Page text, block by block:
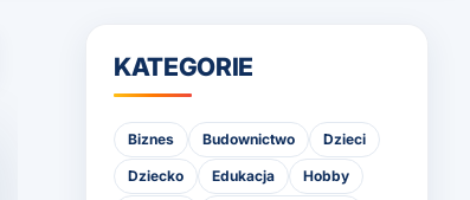
KATEGORIE
Biznes Budownictwo Dzieci
Dziecko Edukacja Hobby